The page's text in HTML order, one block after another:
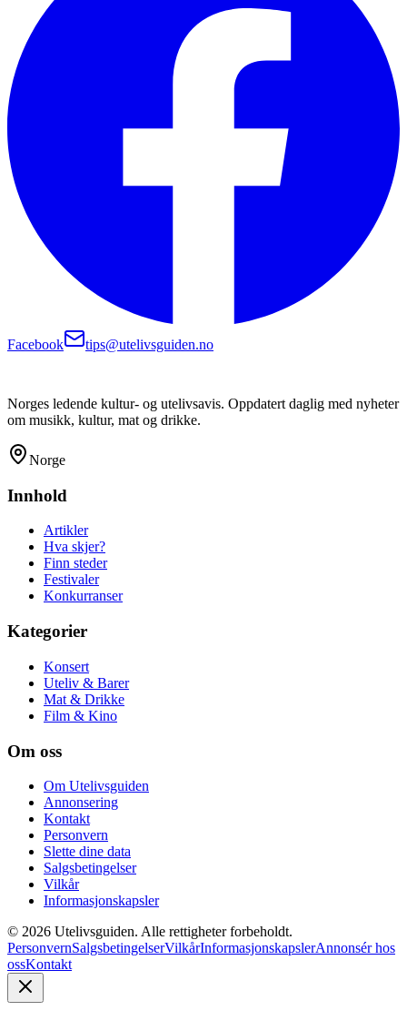
Facebook tips@utelivsguiden.no
Norges ledende kultur- og utelivsavis. Oppdatert daglig med nyheter
om musikk, kultur, mat og drikke.
Norge
Innhold
Artikler
Hva skjer?
Finn steder
Festivaler
Konkurranser
Kategorier
Konsert
Uteliv & Barer
Mat & Drikke
Film & Kino
Om oss
Om Utelivsguiden
Annonsering
Kontakt
Personvern
Slette dine data
Salgsbetingelser
Vilkår
Informasjonskapsler
© 2026 Utelivsguiden. Alle rettigheter forbeholdt.
PersonvernSalgsbetingelserVilkårInformasjonskapslerAnnonsér hos
ossKontakt